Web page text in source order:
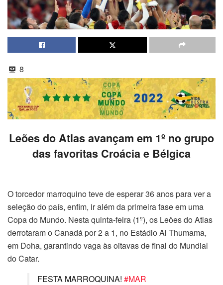
8
Leões do Atlas avançam em 1º no grupo
das favoritas Croácia e Bélgica
O torcedor marroquino teve de esperar 36 anos para ver a
seleção do país, enfim, ir além da primeira fase em uma
Copa do Mundo. Nesta quinta-feira (1º), os Leões do Atlas
derrotaram o Canadá por 2 a 1, no Estádio Al Thumama,
em Doha, garantindo vaga às oitavas de final do Mundial
do Catar.
FESTA MARROQUINA! #MAR